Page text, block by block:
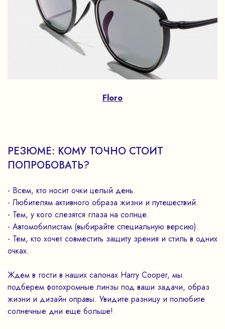
Floro
РЕЗЮМЕ: КОМУ ТОЧНО СТОИТ
ПОПРОБОВАТЬ?
- Всем, кто носит очки целый день.
- Любителям активного образа жизни и путешествий.
- Тем, у кого слезятся глаза на солнце.
- Автомобилистам (выбирайте специальную версию).
- Тем, кто хочет совместить защиту зрения и стиль в одних
очках.
Ждем в гости в наших салонах Harry Cooper, мы
подберем фотохромные линзы под ваши задачи, образ
жизни и дизайн оправы. Увидите разницу и полюбите
солнечные дни еще больше!